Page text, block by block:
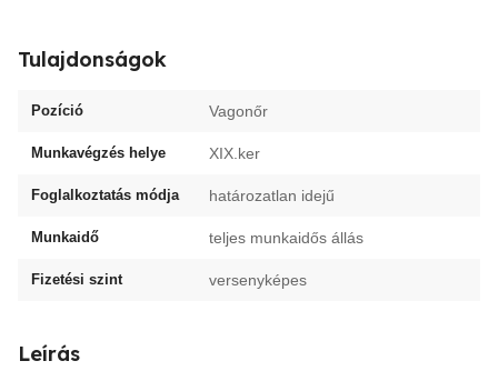
Tulajdonságok
Pozíció Vagonőr
Munkavégzés helye XIX.ker
Foglalkoztatás módja határozatlan idejű
Munkaidő teljes munkaidős állás
Fizetési szint versenyképes
Leírás